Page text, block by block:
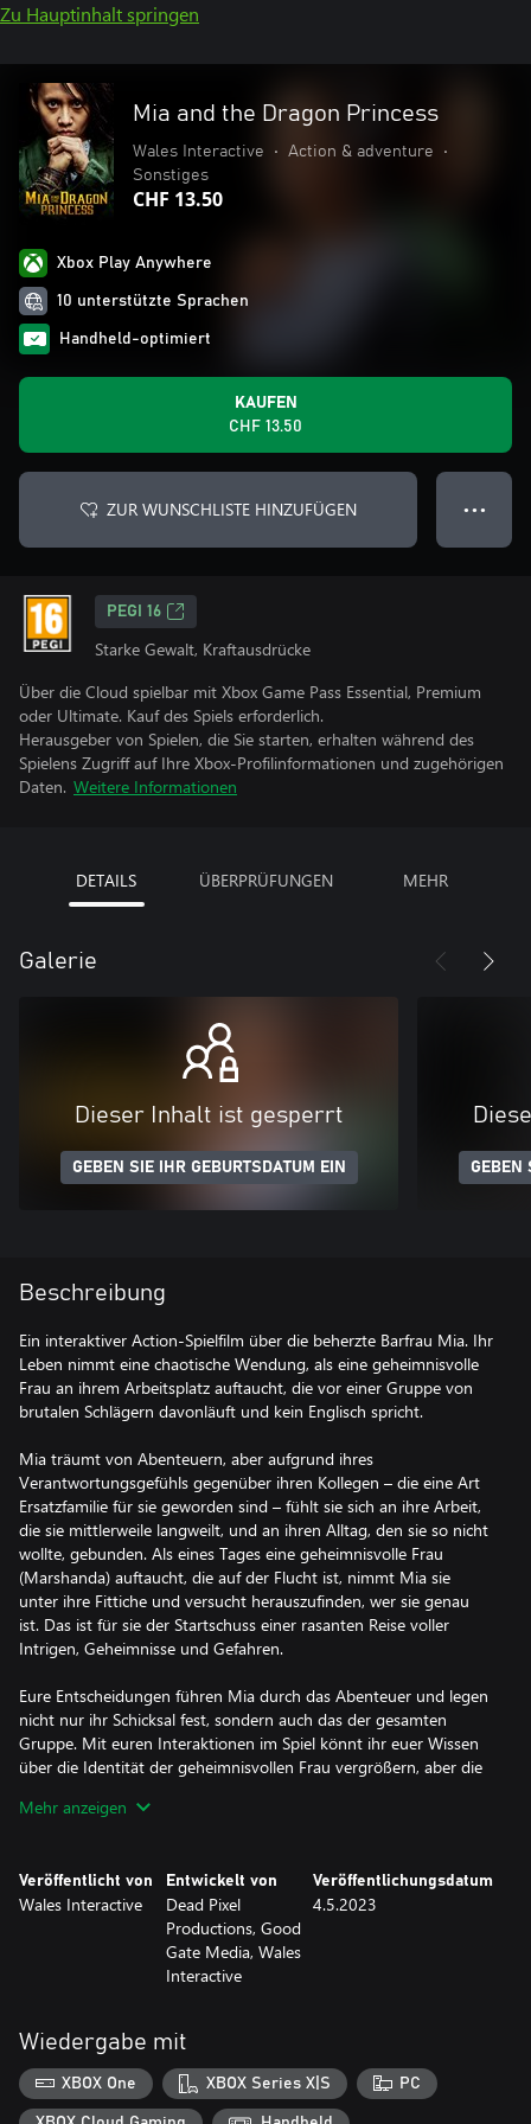
Zu Hauptinhalt springen
Mia and the Dragon Princess
Wales Interactive • Action & adventure
•
Sonstiges
CHF 13.50
Xbox Play Anywhere
10 unterstützte Sprachen
Handheld-optimiert
KAUFEN
CHF 13.50
ZUR WUNSCHLISTE HINZUFÜGEN ● ● ●
PEGI 16
Starke Gewalt, Kraftausdrücke
Über die Cloud spielbar mit Xbox Game Pass Essential, Premium
oder Ultimate. Kauf des Spiels erforderlich.
Herausgeber von Spielen, die Sie starten, erhalten während des
Spielens Zugriff auf Ihre Xbox-Profilinformationen und zugehörigen
Daten. Weitere Informationen
DETAILS ÜBERPRÜFUNGEN MEHR
Galerie
Dieser Inhalt ist gesperrt
GEBEN SIE IHR GEBURTSDATUM EIN GEBEN
Beschreibung
Ein interaktiver Action-Spielfilm über die beherzte Barfrau Mia. Ihr
Leben nimmt eine chaotische Wendung, als eine geheimnisvolle
Frau an ihrem Arbeitsplatz auftaucht, die vor einer Gruppe von
brutalen Schlägern davonläuft und kein Englisch spricht.
Mia träumt von Abenteuern, aber aufgrund ihres
Verantwortungsgefühls gegenüber ihren Kollegen – die eine Art
Ersatzfamilie für sie geworden sind – fühlt sie sich an ihre Arbeit,
die sie mittlerweile langweilt, und an ihren Alltag, den sie so nicht
wollte, gebunden. Als eines Tages eine geheimnisvolle Frau
(Marshanda) auftaucht, die auf der Flucht ist, nimmt Mia sie
unter ihre Fittiche und versucht herauszufinden, wer sie genau
ist. Das ist für sie der Startschuss einer rasanten Reise voller
Intrigen, Geheimnisse und Gefahren.
Eure Entscheidungen führen Mia durch das Abenteuer und legen
nicht nur ihr Schicksal fest, sondern auch das der gesamten
Gruppe. Mit euren Interaktionen im Spiel könnt ihr euer Wissen
über die Identität der geheimnisvollen Frau vergrößern, aber die
verhält, wirkt sich ebenfalls aus – von daher will jede
Mehr anzeigen
Veröffentlicht von
Wales Interactive
Entwickelt von
Dead Pixel
Productions, Good
Gate Media, Wales
Interactive
Veröffentlichungsdatum
4.5.2023
Wiedergabe mit
XBOX One XBOX Series X|S PC